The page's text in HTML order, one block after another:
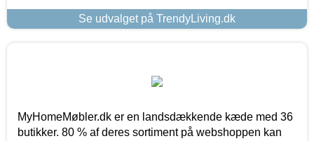
Se udvalget på TrendyLiving.dk
MyHomeMøbler.dk er en landsdækkende kæde med 36
butikker. 80 % af deres sortiment på webshoppen kan